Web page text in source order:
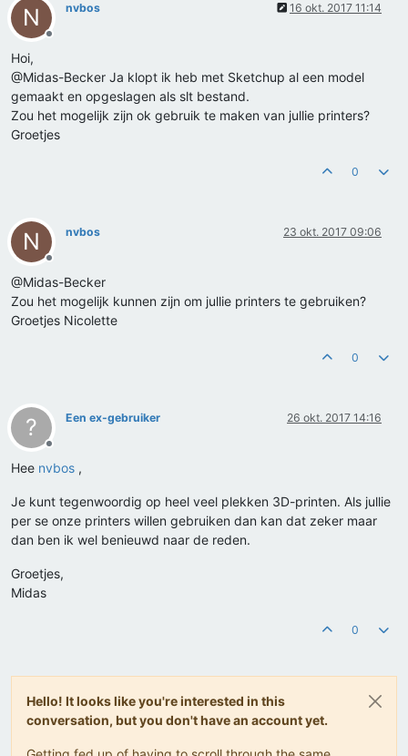
N
Offline
nvbos 16 okt. 2017 11:14
Hoi,
@Midas-Becker Ja klopt ik heb met Sketchup al een model
gemaakt en opgeslagen als slt bestand.
Zou het mogelijk zijn ok gebruik te maken van jullie printers?
Groetjes
0
N
Offline
nvbos 23 okt. 2017 09:06
@Midas-Becker
Zou het mogelijk kunnen zijn om jullie printers te gebruiken?
Groetjes Nicolette
0
?
Offline
Een ex-gebruiker 26 okt. 2017 14:16
Hee nvbos ,
Je kunt tegenwoordig op heel veel plekken 3D-printen. Als jullie
per se onze printers willen gebruiken dan kan dat zeker maar
dan ben ik wel benieuwd naar de reden.
Groetjes,
Midas
0
Hello! It looks like you're interested in this
conversation, but you don't have an account yet.